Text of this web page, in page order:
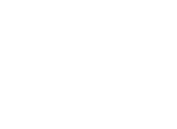
dès le début de sa
deux dernières années